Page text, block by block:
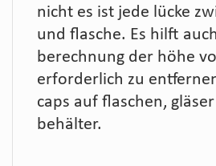
nicht es ist jede lücke
und flasche. Es hilft
berechnung der höhe
erforderlich zu
caps auf flaschen,
behälter.